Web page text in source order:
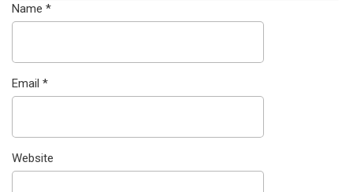
Name *
Email *
Website